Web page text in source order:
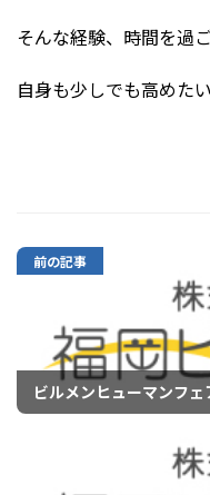
そんな経験、時間を過
自身も少しでも高めた
前の記事
ビルメンヒューマンフ